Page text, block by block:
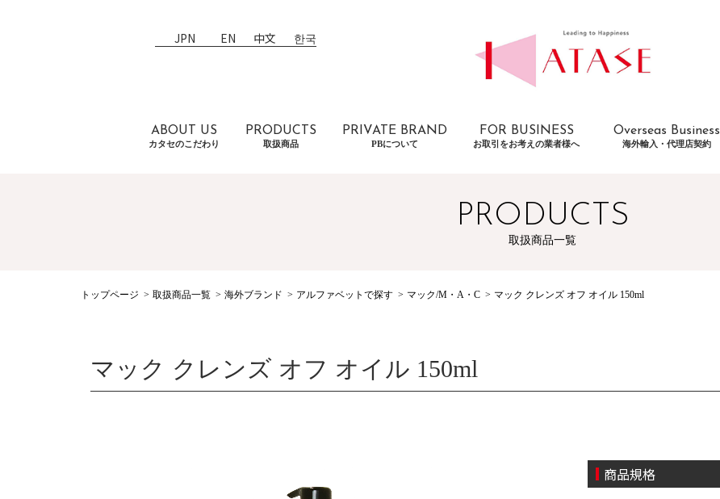
JPN EN 中文 한국
ABOUT US
カタセのこだわり
PRODUCTS
取扱商品
PRIVATE BRAND
PBについて
FOR BUSINESS
お取引をお考えの業者様へ
Overseas Business
海外輸入・代理店契約
PRODUCTS
取扱商品一覧
トップページ 取扱商品一覧 海外ブランド アルファベットで探す マック/M・A・C マック クレンズ オフ オイル 150ml
マック クレンズ オフ オイル 150ml
商品規格